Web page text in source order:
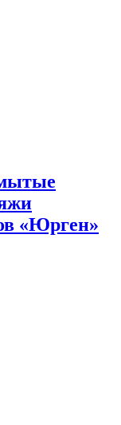
«Юрген»